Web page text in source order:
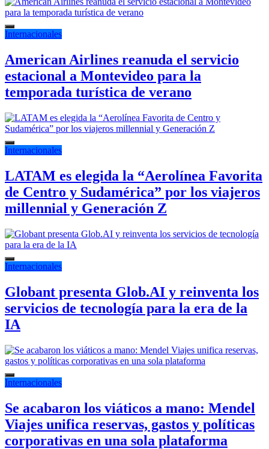
Internacionales
American Airlines reanuda el servicio
estacional a Montevideo para la
temporada turística de verano
Internacionales
LATAM es elegida la “Aerolínea Favorita
de Centro y Sudamérica” por los viajeros
millennial y Generación Z
Internacionales
Globant presenta Glob.AI y reinventa los
servicios de tecnología para la era de la
IA
Internacionales
Se acabaron los viáticos a mano: Mendel
Viajes unifica reservas, gastos y políticas
corporativas en una sola plataforma